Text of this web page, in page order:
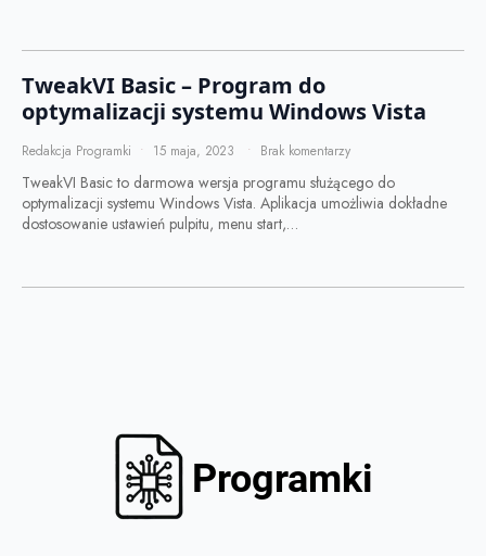
TweakVI Basic – Program do
optymalizacji systemu Windows Vista
Redakcja Programki 15 maja, 2023 Brak komentarzy
TweakVI Basic to darmowa wersja programu służącego do
optymalizacji systemu Windows Vista. Aplikacja umożliwia dokładne
dostosowanie ustawień pulpitu, menu start,…